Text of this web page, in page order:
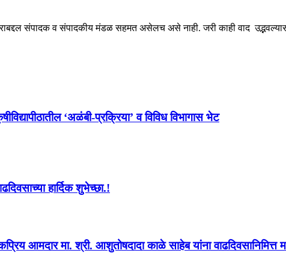
संपादक व संपादकीय मंडळ सहमत असेलच असे नाही. जरी काही वाद उद्भवल्यास
‘अळंबी-प्रक्रिया’ व विविध विभागास भेट
हार्दिक शुभेच्छा.!
आमदार मा. श्री. आशुतोषदादा काळे साहेब यांना वाढदिवसानिमित्त